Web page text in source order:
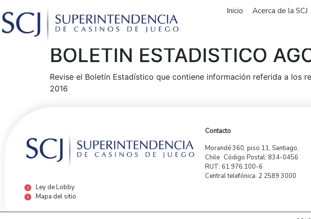
Inicio Acerca de la SCJ
BOLETÍN ESTADÍSTICO
Revise el Boletín Estadístico que contiene información referida a los
2016
Ley de Lobby
Mapa del sitio
Contacto
Morandé 360, piso 11, Santiago,
Chile Código Postal: 834-0456
RUT: 61.976.100-6
Central telefónica: 2 2589 3000